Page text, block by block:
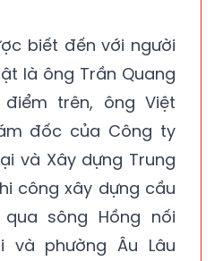
biết đến với người
là ông Trần Quang
trên, ông Việt
đốc của Công ty
và Xây dựng Trung
công xây dựng cầu
sông Hồng nối
và phường Âu Lâu